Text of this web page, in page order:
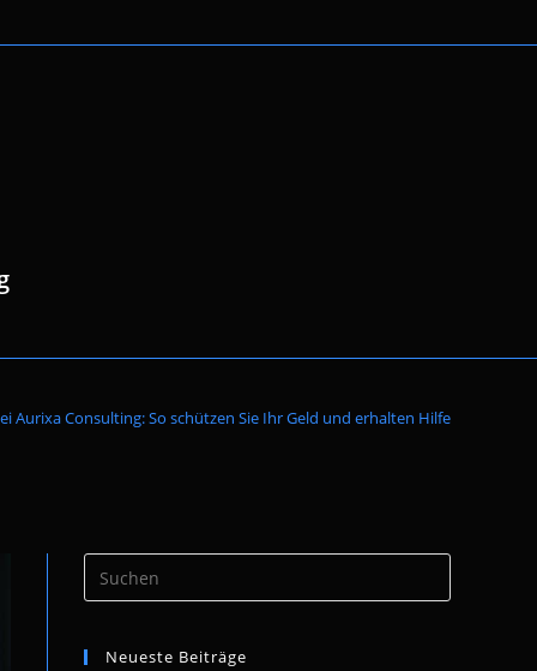
Suche
umschalten
Aurixa Consulting: So schützen Sie Ihr Geld und erhalten Hilfe
Escape
Neueste Beiträge